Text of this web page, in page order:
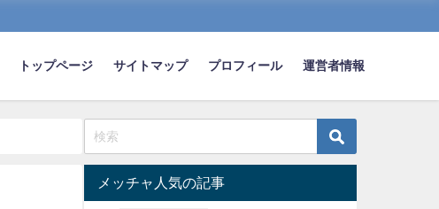
トップページ サイトマップ プロフィール 運営者情報
メッチャ人気の記事